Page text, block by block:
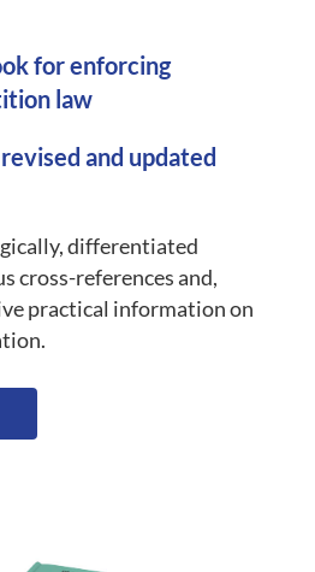
for enforcing
law
and updated
differentiated
cross-references and,
practical information on